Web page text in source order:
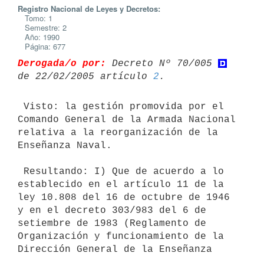
Registro Nacional de Leyes y Decretos:
Tomo: 1
Semestre: 2
Año: 1990
Página: 677
Derogada/o por:
Decreto Nº 70/005
de 22/02/2005 artículo 2
Comando General de la Armada Nacional
relativa a la reorganización de la
Enseñanza Naval.
establecido en el artículo 11 de la
ley 10.808 del 16 de octubre de 1946
y en el decreto 303/983 del 6 de
setiembre de 1983 (Reglamento de
Organización y funcionamiento de la
Dirección General de la Enseñanza